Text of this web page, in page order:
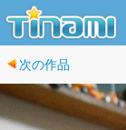
次の作品